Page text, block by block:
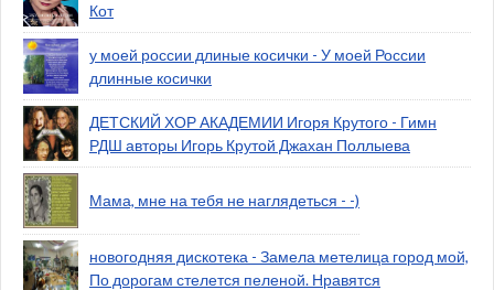
Кот
у моей россии длиные косички - У моей России
длинные косички
ДЕТСКИЙ ХОР АКАДЕМИИ Игоря Крутого - Гимн
РДШ авторы Игорь Крутой Джахан Поллыева
Мама, мне на тебя не наглядеться - -)
новогодняя дискотека - Замела метелица город мой,
По дорогам стелется пеленой. Нравятся